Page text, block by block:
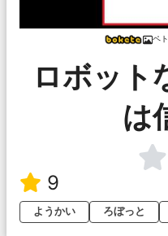
ペ
ロボット
は
9
ようかい
ろぼっと